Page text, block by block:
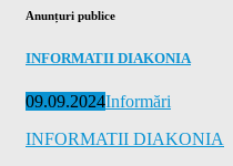
Anunțuri publice
INFORMATII DIAKONIA
Posted
09.09.2024Categories
Informări
INFORMATII DIAKONIA